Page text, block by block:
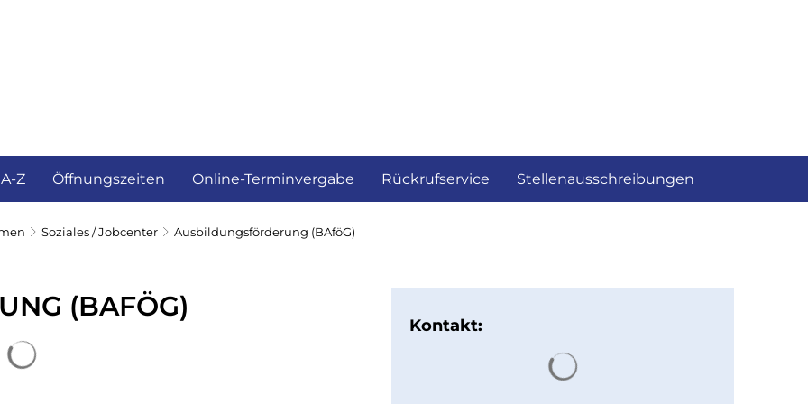
Z Öffnungszeiten Online-Terminvergabe Rückrufservice Stellenausschreibungen
Soziales / Jobcenter Ausbildungsförderung (BAföG)
(BAFÖG)
Kontakt: